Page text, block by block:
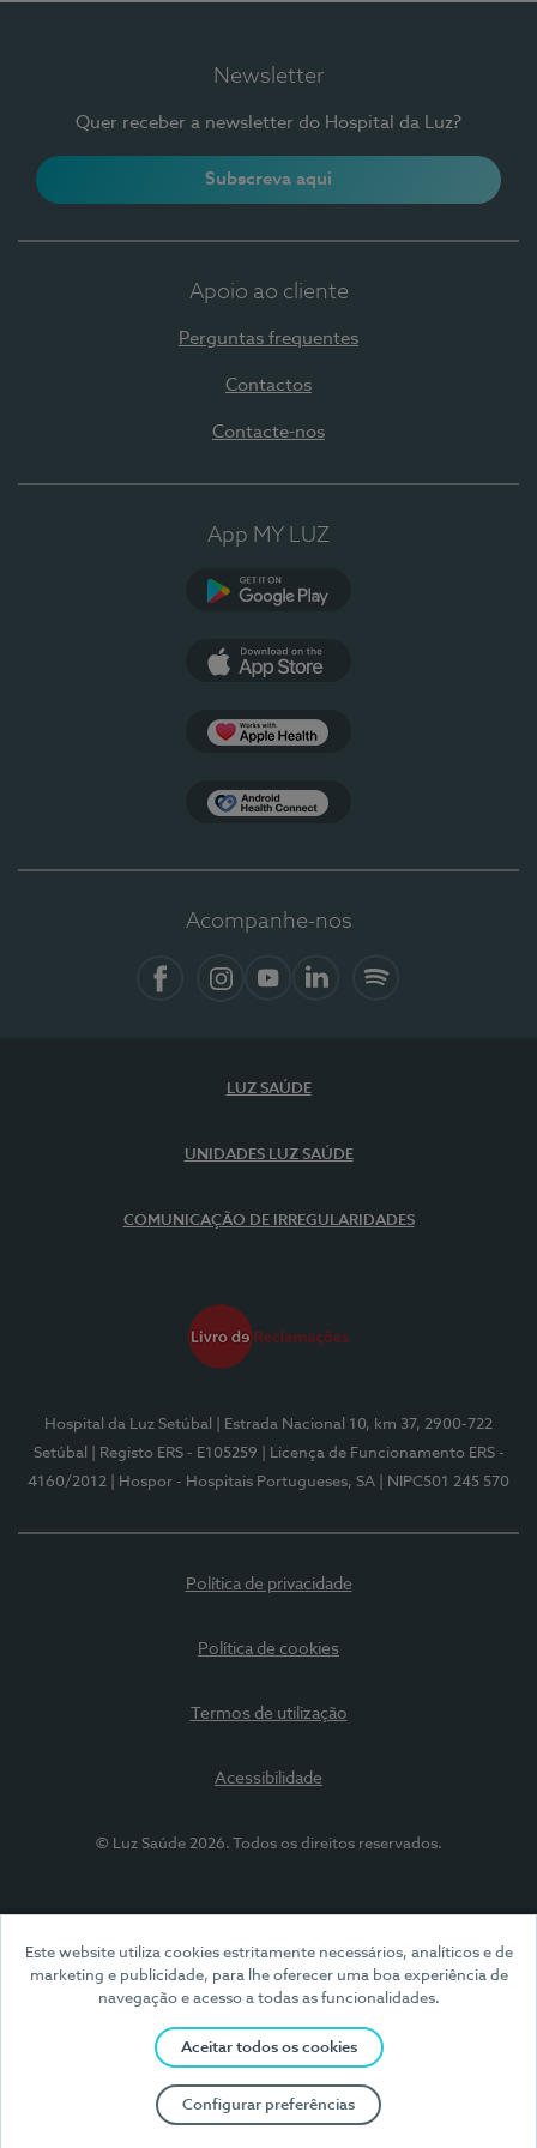
Este website utiliza cookies estritamente necessários, analíticos e de
marketing e publicidade, para lhe oferecer uma boa experiência de
navegação e acesso a todas as funcionalidades.
Aceitar todos os cookies
Configurar preferências
Newsletter
Quer receber a newsletter do Hospital da Luz?
Subscreva aqui
Apoio ao cliente
Perguntas frequentes
Contactos
Contacte-nos
App MY LUZ
Acompanhe-nos
LUZ SAÚDE
UNIDADES LUZ SAÚDE
COMUNICAÇÃO DE IRREGULARIDADES
Hospital da Luz Setúbal
| Estrada Nacional 10, km 37, 2900-722
Setúbal
| Registo ERS - E105259
| Licença de Funcionamento ERS -
4160/2012
| Hospor - Hospitais Portugueses, SA | NIPC501 245 570
Política de privacidade
Política de cookies
Termos de utilização
Acessibilidade
© Luz Saúde 2026. Todos os direitos reservados.